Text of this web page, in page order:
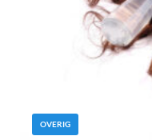
OVERIG